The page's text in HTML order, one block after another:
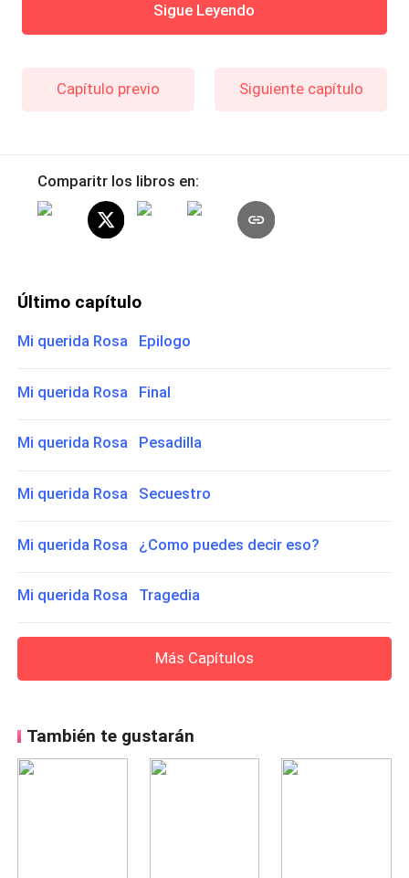
Sigue Leyendo
Capítulo previo Siguiente capítulo
Comparitr los libros en:
Último capítulo
Mi querida Rosa Epilogo
Mi querida Rosa Final
Mi querida Rosa Pesadilla
Mi querida Rosa Secuestro
Mi querida Rosa ¿Como puedes decir eso?
Mi querida Rosa Tragedia
Más Capítulos
También te gustarán